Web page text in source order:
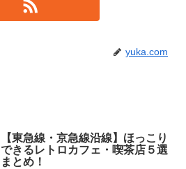
yuka.com
【東急線・京急線沿線】ほっこり
できるレトロカフェ・喫茶店５選
まとめ！